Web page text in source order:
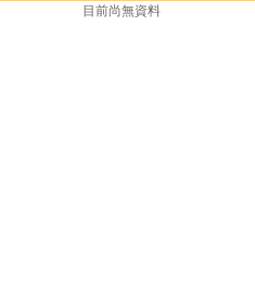
目前尚無資料